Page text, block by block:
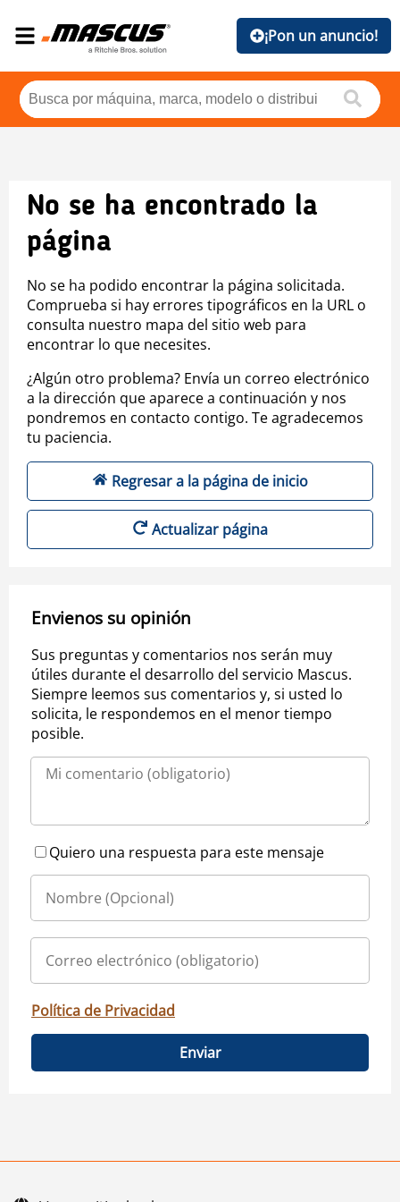
¡Pon un anuncio!
No se ha encontrado la
página
No se ha podido encontrar la página solicitada.
Comprueba si hay errores tipográficos en la URL o
consulta nuestro mapa del sitio web para
encontrar lo que necesites.
¿Algún otro problema? Envía un correo electrónico
a la dirección que aparece a continuación y nos
pondremos en contacto contigo. Te agradecemos
tu paciencia.
Regresar a la página de inicio
Actualizar página
Envienos su opinión
Sus preguntas y comentarios nos serán muy
útiles durante el desarrollo del servicio Mascus.
Siempre leemos sus comentarios y, si usted lo
solicita, le respondemos en el menor tiempo
posible.
Quiero una respuesta para este mensaje
Política de Privacidad
Enviar